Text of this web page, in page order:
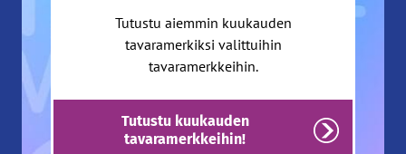
Tutustu aiemmin kuukauden
tavaramerkiksi valittuihin
tavaramerkkeihin.
Tutustu kuukauden
tavaramerkkeihin!